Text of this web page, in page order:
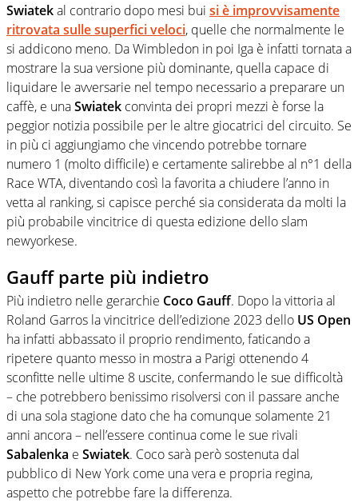
Swiatekal contrario dopo mesi bui si è improvvisamente
ritrovata sulle superfici veloci, quelle che normalmente le
si addicono meno. Da Wimbledon in poi Iga è infatti tornata a
mostrare la sua versione più dominante, quella capace di
liquidare le avversarie nel tempo necessario a preparare un
caffè, e unaSwiatek convinta dei propri mezzi è forse la
peggior notizia possibile per le altre giocatrici del circuito. Se
in più ci aggiungiamo che vincendo potrebbe tornare
numero 1 (molto difficile) e certamente salirebbe al n°1 della
Race WTA, diventando così la favorita a chiudere l’anno in
vetta al ranking, si capisce perché sia considerata da molti la
più probabile vincitrice di questa edizione dello slam
newyorkese.
Gauff parte più indietro
Più indietro nelle gerarchie Coco Gauff. Dopo la vittoria al
Roland Garros la vincitrice dell’edizione 2023 dello US Open
ha infatti abbassato il proprio rendimento, faticando a
ripetere quanto messo in mostra a Parigi ottenendo 4
sconfitte nelle ultime 8 uscite, confermando le sue difficoltà
– che potrebbero benissimo risolversi con il passare anche
di una sola stagione dato che ha comunque solamente 21
anni ancora – nell’essere continua come le sue rivali
Sabalenka e Swiatek. Coco sarà però sostenuta dal
pubblico di New York come una vera e propria regina,
aspetto che potrebbe fare la differenza.